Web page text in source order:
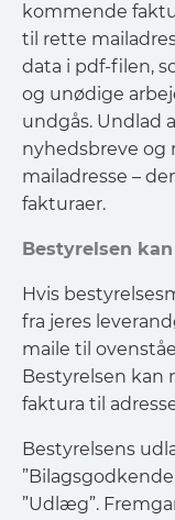
kommende
til rette
data i pdf-filen,
og unødige
undgås. Undlad
nyhedsbreve og
mailadresse –
fakturaer.
Bestyrelsen
Hvis
fra jeres
maile til
Bestyrelsen kan
faktura til
Bestyrelsens
”Udlæg”.